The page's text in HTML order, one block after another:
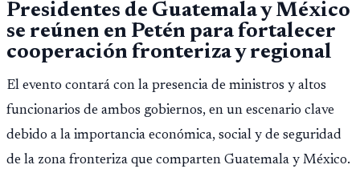
Presidentes de Guatemala y México
se reúnen en Petén para fortalecer
cooperación fronteriza y regional
El evento contará con la presencia de ministros y altos
funcionarios de ambos gobiernos, en un escenario clave
debido a la importancia económica, social y de seguridad
de la zona fronteriza que comparten Guatemala y México.